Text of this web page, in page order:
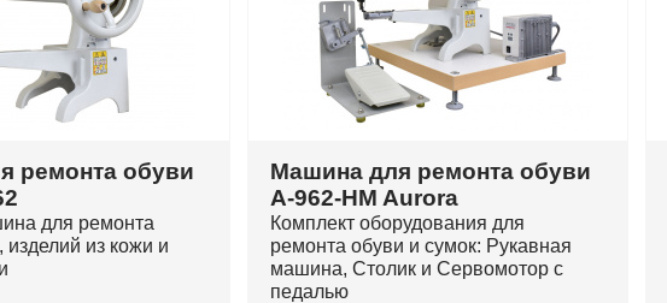
ремонта обуви
для ремонта
изделий из кожи и
Машина для ремонта обуви
A-962-HM Aurora
Комплект оборудования для
ремонта обуви и сумок: Рукавная
машина, Столик и Сервомотор с
педалью